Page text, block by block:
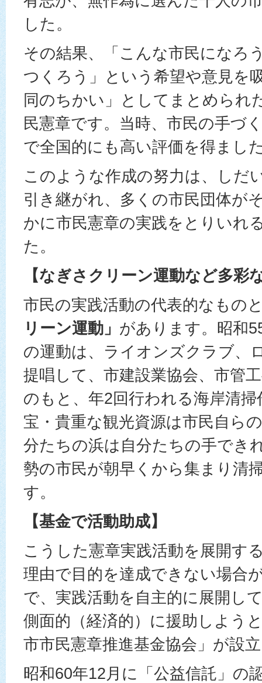
した。
その結果、「こんな市民になろ
つくろう」という希望や意見を
同のちかい」としてまとめられ
民憲章です。当時、市民の手づ
で全国的にも高い評価を得まし
このような作成の努力は、しだ
引き継がれ、多くの市民団体が
かに市民憲章の実践をとりいれ
た。
【なぎさクリーン運動など多彩
市民の実践活動の代表的なもの
リーン運動」 があります。昭和
の運動は、ライオンズクラブ、
提唱して、市建設業協会、市管
のもと、年2回行われる海岸清
宝・貴重な観光資源は市民自ら
分たちの浜は自分たちの手でき
勢の市民が朝早くから集まり清
す。
【基金で活動助成】
こうした憲章実践活動を展開す
理由で目的を達成できない場合
で、実践活動を自主的に展開し
側面的（経済的）に援助しよう
市市民憲章推進基金協会」が設
昭和60年12月に「公益信託」の